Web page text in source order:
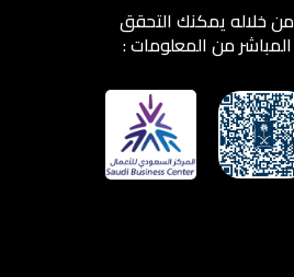
من خلاله يمكنك التحقق
المباشر من المعلومات :